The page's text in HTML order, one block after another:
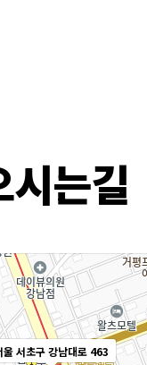
시는길
울 서초구 강남대로 463